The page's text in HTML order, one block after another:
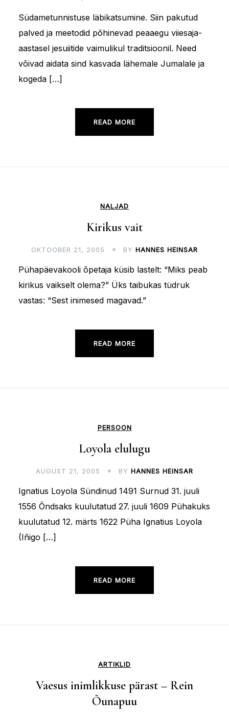
Südametunnistuse läbikatsumine. Siin pakutud
palved ja meetodid põhinevad peaaegu viiesaja-
aastasel jesuiitide vaimulikul traditsioonil. Need
võivad aidata sind kasvada lähemale Jumalale ja
kogeda […]
READ MORE
NALJAD
Kirikus vait
OKTOOBER 21, 2005 BY HANNES HEINSAR
Pühapäevakooli õpetaja küsib lastelt: “Miks peab
kirikus vaikselt olema?” Üks taibukas tüdruk
vastas: “Sest inimesed magavad.”
READ MORE
PERSOON
Loyola elulugu
AUGUST 21, 2005 BY HANNES HEINSAR
Ignatius Loyola Sündinud 1491 Surnud 31. juuli
1556 Õndsaks kuulutatud 27. juuli 1609 Pühakuks
kuulutatud 12. märts 1622 Püha Ignatius Loyola
(Iñigo […]
READ MORE
ARTIKLID
Vaesus inimlikkuse pärast – Rein
Õunapuu